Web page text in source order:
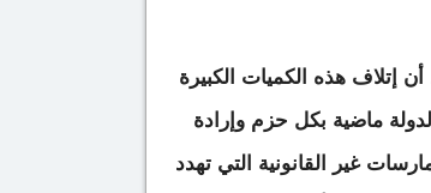
إتلاف هذه الكميات الكبيرة
ماضية بكل حزم وإرادة
غير القانونية التي تهدد